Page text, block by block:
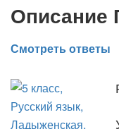
Описание
Смотреть ответы